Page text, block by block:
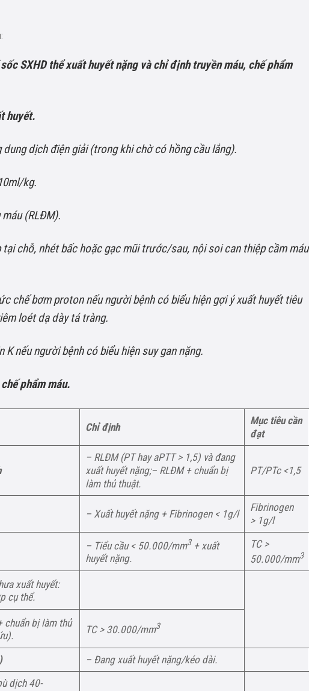
SXHD thể xuất huyết nặng và chỉ định truyền máu, chế phẩm
huyết.
dịch điện giải (trong khi chờ có hồng cầu lắng).
kg.
(RLÐM).
tại chỗ, nhét bấc hoặc gạc mũi trước/sau, nội soi can thiệp cầm máu
chế bơm proton nếu người bệnh có biểu hiện gợi ý xuất huyết tiêu
loét dạ dày tá tràng.
nếu người bệnh có biểu hiện suy gan nặng.
phẩm máu.
Chỉ định
Mục tiêu cần
đạt
– RLÐM (PT hay aPTT > 1,5) và đang
xuất huyết nặng;– RLÐM + chuẩn bị
làm thủ thuật.
PT/PTc <1,5
– Xuất huyết nặng + Fibrinogen < 1g/l
Fibrinogen
> 1g/l
– Tiểu cầu < 50.000/mm3+ xuất
huyết nặng.
TC >
50.000/mm3
xuất huyết:
cụ thể.
chuẩn bị làm thủ
TC > 30.000/mm3
– Ðang xuất huyết nặng/kéo dài.
dịch 40-